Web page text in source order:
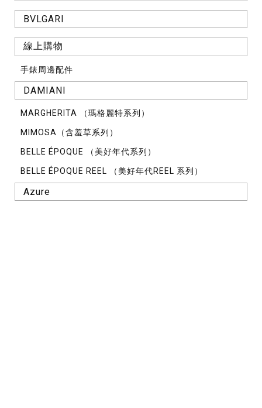
BVLGARI
線上購物
手錶周邊配件
DAMIANI
MARGHERITA （瑪格麗特系列）
MIMOSA（含羞草系列）
BELLE ÉPOQUE （美好年代系列）
BELLE ÉPOQUE REEL （美好年代REEL 系列）
Azure